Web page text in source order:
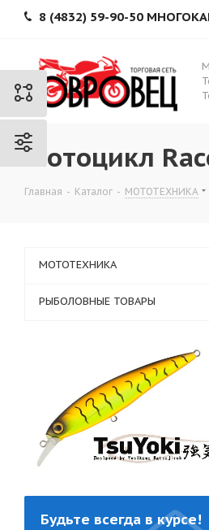
8 (4832) 59-90-50
Мотоцикл
Главная - Каталог - МОТОТЕХНИКА
МОТОТЕХНИКА
РЫБОЛОВНЫЕ ТОВАРЫ
Будьте всегда в курсе!